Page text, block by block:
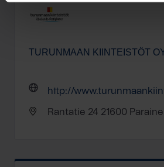
TURUNMAAN KIINTEISTÖT
http://
Rantatie 24 21600